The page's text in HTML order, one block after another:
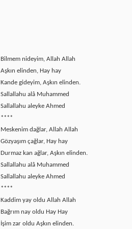
Bilmem nideyim, Allah Allah
Aşkın elinden, Hay hay
Kande gideyim, Aşkın elinden.
Sallallahu alâ Muhammed
Sallallahu aleyke Ahmed
****
Meskenim dağlar, Allah Allah
Gözyaşım çağlar, Hay hay
Durmaz kan ağlar, Aşkın elinden.
Sallallahu alâ Muhammed
Sallallahu aleyke Ahmed
****
Kaddim yay oldu Allah Allah
Bağrım nay oldu Hay Hay
İşim zar oldu Aşkın elinden.